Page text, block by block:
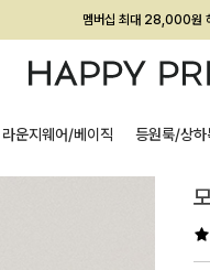
멤버십 최대 28,000원
회원전용 아울렛, 가입하면
라운지웨어/베이직 등원룩/상하